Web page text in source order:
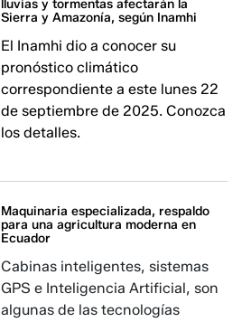
lluvias y tormentas afectarán la
Sierra y Amazonía, según Inamhi
El Inamhi dio a conocer su
pronóstico climático
correspondiente a este lunes 22
de septiembre de 2025. Conozca
los detalles.
Maquinaria especializada, respaldo
para una agricultura moderna en
Ecuador
Cabinas inteligentes, sistemas
GPS e Inteligencia Artificial, son
algunas de las tecnologías